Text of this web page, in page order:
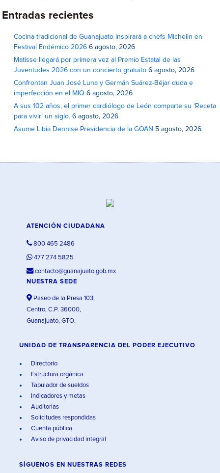
Entradas recientes
Cocina tradicional de Guanajuato inspirará a chefs Michelin en
Festival Endémico 2026 6 agosto, 2026
Matisse llegará por primera vez al Premio Estatal de las
Juventudes 2026 con un concierto gratuito 6 agosto, 2026
Confrontan Juan José Luna y Germán Suárez-Béjar duda e
imperfección en el MIQ 6 agosto, 2026
A sus 102 años, el primer cardiólogo de León comparte su ‘Receta
para vivir’ un siglo. 6 agosto, 2026
Asume Libia Dennise Presidencia de la GOAN 5 agosto, 2026
ATENCIÓN CIUDADANA
800 465 2486
477 274 5825
contacto@guanajuato.gob.mx
NUESTRA SEDE
Paseo de la Presa 103,
Centro, C.P. 36000,
Guanajuato, GTO.
UNIDAD DE TRANSPARENCIA DEL PODER EJECUTIVO
Directorio
Estructura orgánica
Tabulador de sueldos
Indicadores y metas
Auditorías
Solicitudes respondidas
Cuenta pública
Aviso de privacidad integral
SÍGUENOS EN NUESTRAS REDES